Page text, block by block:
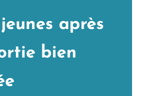
après
bien